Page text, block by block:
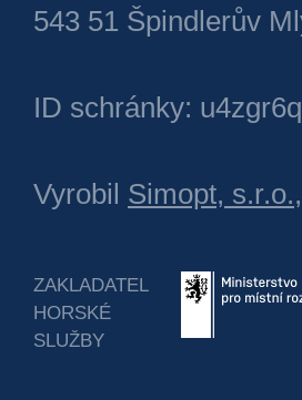
543 51 Špindlerův
ID schránky: u4zgr6q
Vyrobil Simopt, s.r.o.
ZAKLADATEL
HORSKÉ
SLUŽBY